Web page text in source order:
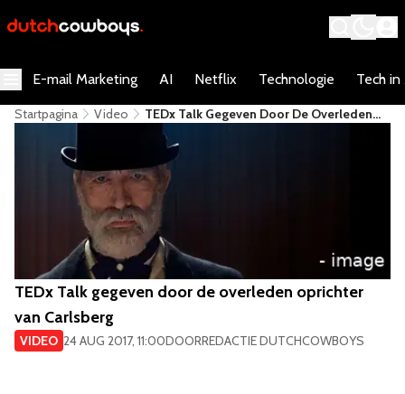
E-mail Marketing AI Netflix Technologie Tech in
Startpagina Video
​TEDx Talk​ Gegeven Door De Overleden
Oprichter Van Carlsberg
​TEDx Talk​ gegeven door de overleden oprichter
van Carlsberg
VIDEO 24 AUG 2017, 11:00DOORREDACTIE DUTCHCOWBOYS